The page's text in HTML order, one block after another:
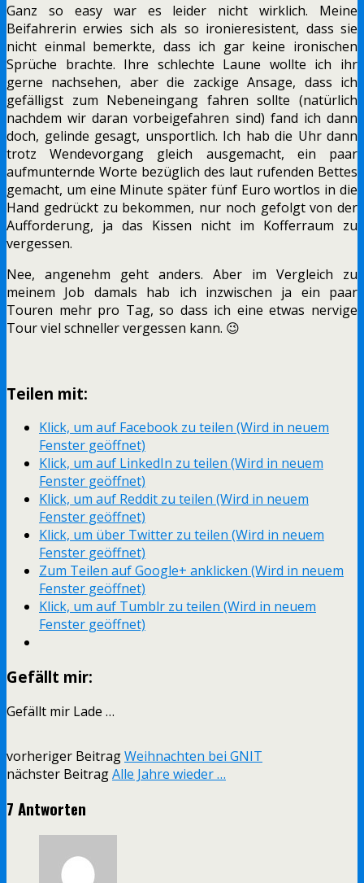
Ganz so easy war es leider nicht wirklich. Meine
Beifahrerin erwies sich als so ironieresistent, dass sie
nicht einmal bemerkte, dass ich gar keine ironischen
Sprüche brachte. Ihre schlechte Laune wollte ich ihr
gerne nachsehen, aber die zackige Ansage, dass ich
gefälligst zum Nebeneingang fahren sollte (natürlich
nachdem wir daran vorbeigefahren sind) fand ich dann
doch, gelinde gesagt, unsportlich. Ich hab die Uhr dann
trotz Wendevorgang gleich ausgemacht, ein paar
aufmunternde Worte bezüglich des laut rufenden Bettes
gemacht, um eine Minute später fünf Euro wortlos in die
Hand gedrückt zu bekommen, nur noch gefolgt von der
Aufforderung, ja das Kissen nicht im Kofferraum zu
vergessen.
Nee, angenehm geht anders. Aber im Vergleich zu
meinem Job damals hab ich inzwischen ja ein paar
Touren mehr pro Tag, so dass ich eine etwas nervige
Tour viel schneller vergessen kann. 😉
Teilen mit:
Klick, um auf Facebook zu teilen (Wird in neuem
Fenster geöffnet)
Klick, um auf LinkedIn zu teilen (Wird in neuem
Fenster geöffnet)
Klick, um auf Reddit zu teilen (Wird in neuem
Fenster geöffnet)
Klick, um über Twitter zu teilen (Wird in neuem
Fenster geöffnet)
Zum Teilen auf Google+ anklicken (Wird in neuem
Fenster geöffnet)
Klick, um auf Tumblr zu teilen (Wird in neuem
Fenster geöffnet)
Gefällt mir:
Gefällt mir Lade …
vorheriger BeitragWeihnachten bei GNIT
nächster BeitragAlle Jahre wieder …
7 Antworten